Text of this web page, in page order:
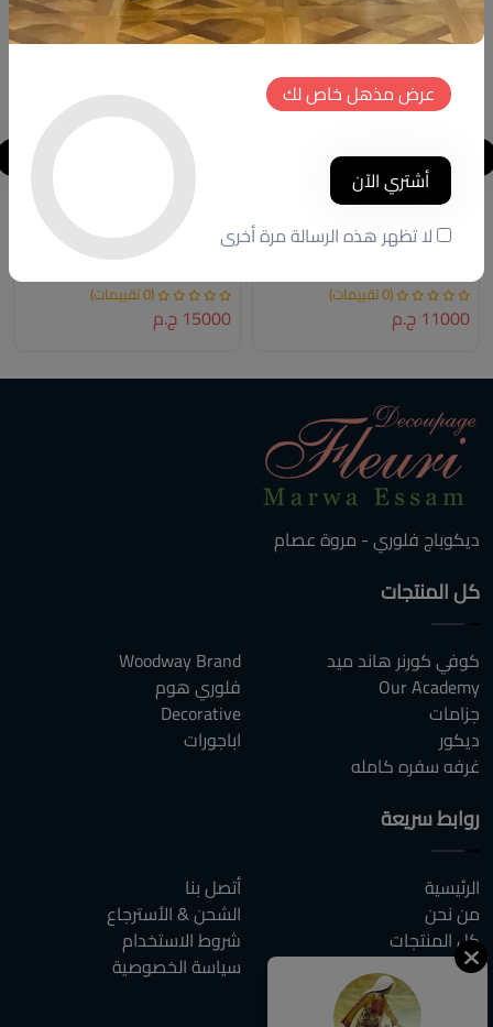
جديد
Shoe closet
(0 تقييمات)
11000 ج.م
جديد
Shoe closet
G.FH00
(0 تقييمات)
15000 ج.م
ديكوباج فلوري - مروة عصام
كل المنتجات
كوفي كورنر هاند ميد
Our Academy
جزامات
ديكور
غرفه سفره كامله
Woodway Brand
فلوري هوم
Decorative
اباجورات
روابط سريعة
الرئيسية
من نحن
كل المنتجات
المقالات
الاسئلة الشائعة
أتصل بنا
الشحن & الأسترجاع
شروط الاستخدام
سياسة الخصوصية
عرض مذهل خاص لك
أشتري الآن
لا تظهر هذه الرسالة مرة أخرى